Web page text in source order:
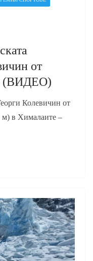
от
(ВИДЕО)
Колевичин от
м) в Хималаите –